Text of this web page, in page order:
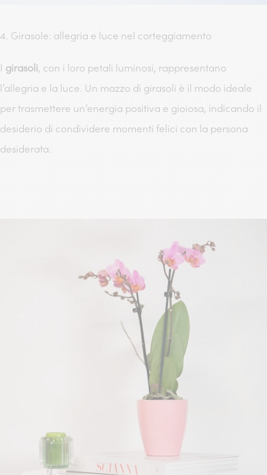
4. Girasole: allegria e luce nel corteggiamento
I girasoli, con i loro petali luminosi, rappresentano
l’allegria e la luce. Un mazzo di girasoli è il modo ideale
per trasmettere un’energia positiva e gioiosa, indicando il
desiderio di condividere momenti felici con la persona
desiderata.